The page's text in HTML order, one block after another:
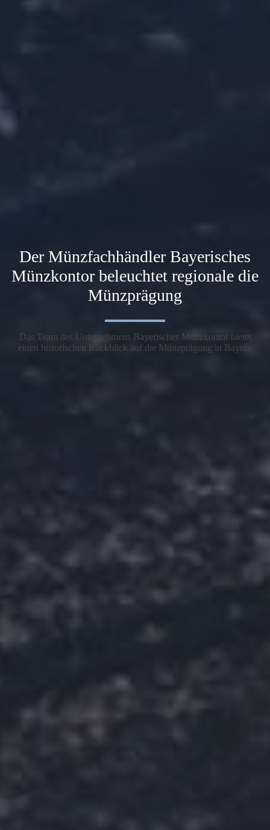
Der Münzfachhändler Bayerisches
Münzkontor beleuchtet regionale die
Münzprägung
Das Team des Unternehmens Bayerisches Münzkontor bietet
einen historischen Rückblick auf die Münzprägung in Bayern